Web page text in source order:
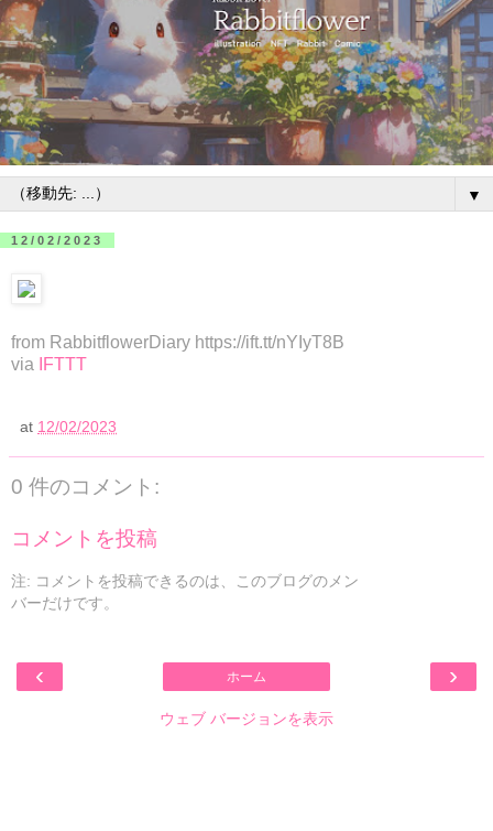
▼
12/02/2023
from RabbitflowerDiary https://ift.tt/nYIyT8B
via
IFTTT
at 12/02/2023
0 件のコメント:
コメントを投稿
注: コメントを投稿できるのは、このブログのメン
バーだけです。
‹ ›
ホーム
ウェブ バージョンを表示